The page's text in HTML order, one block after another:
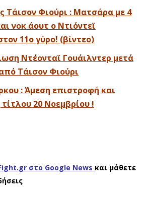
Τάισον Φιούρι : Ματσάρα με 4
νοκ άουτ ο Ντιόντεϊ
11ο γύρο! (βίντεο)
Ντέονταϊ Γουάιλντερ μετά
Τάισον Φιούρι
: Άμεση επιστροφή και
20 Νοεμβρίου !
στο Google News και μάθετε